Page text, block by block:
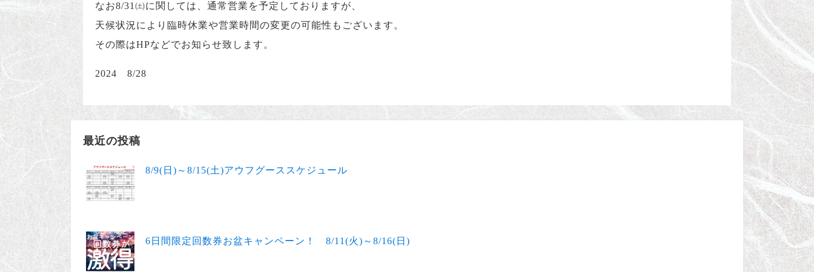
なお8/31㈯に関しては、通常営業を予定しておりますが、
天候状況により臨時休業や営業時間の変更の可能性もございます。
その際はHPなどでお知らせ致します。
2024 8/28
最近の投稿
8/9(日)～8/15(土)アウフグーススケジュール
6日間限定回数券お盆キャンペーン！ 8/11(火)～8/16(日)